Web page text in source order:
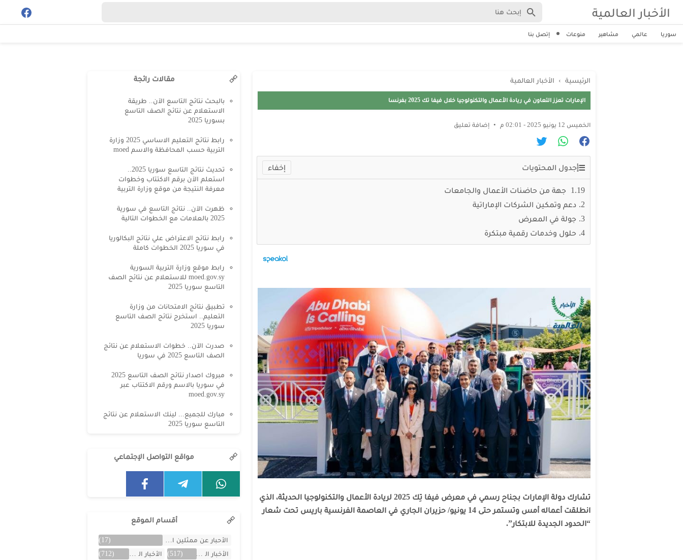
الأخبار العالمية
سوريا عالمي مشاهير منوعات إتصل بنا
الرئيسية › الأخبار العالمية
الإمارات تعزز التعاون في ريادة الأعمال والتكنولوجيا خلال فيفا تك 2025 بفرنسا
الخميس 12 يونيو 2025 - 02:01 م إضافة تعليق
جدول المحتويات
19 جهة من حاضنات الأعمال والجامعات
دعم وتمكين الشركات الإماراتية
جولة في المعرض
حلول وخدمات رقمية مبتكرة
تشارك دولة الإمارات بجناح رسمي في معرض فيفا تِك 2025 لريادة الأعمال والتكنولوجيا الحديثة، الذي
انطلقت أعماله أمس وتستمر حتى 14 يونيو/ حزيران الجاري في العاصمة الفرنسية باريس تحت شعار
“الحدود الجديدة للابتكار”.
مقالات رائجة
بالبحث نتائج التاسع الآن.. طريقة
الاستعلام عن نتائج الصف التاسع
بسوريا 2025
رابط نتائج التعليم الاساسي 2025 وزارة
التربية حسب المحافظة والاسم moed
تحديث نتائج التاسع سوريا 2025..
استعلم الآن برقم الاكتتاب وخطوات
معرفة النتيجة من موقع وزارة التربية
ظهرت الآن.. نتائج التاسع في سورية
2025 بالعلامات مع الخطوات التالية
رابط نتائج الاعتراض علي نتائج البكالوريا
في سوريا 2025 الخطوات كاملة
رابط موقع وزارة التربية السورية
moed.gov.sy للاستعلام عن نتائج الصف
التاسع سوريا 2025
تطبيق نتائج الامتحانات من وزارة
التعليم.. استخرج نتائج الصف التاسع
سوريا 2025
صدرت الآن.. خطوات الاستعلام عن نتائج
الصف التاسع 2025 في سوريا
مبروك اصدار نتائج الصف التاسع 2025
في سوريا بالاسم ورقم الاكتتاب عبر
moed.gov.sy
مبارك للجميع... لينك الاستعلام عن نتائج
التاسع سوريا 2025
مواقع التواصل الإجتماعي
أقسام الموقع
الأحبار عن ممثلين الخليج
(17)
الأخبار العالمية
(517) الأخبار المتنوعة
(712)